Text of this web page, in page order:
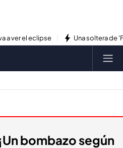
a ver el eclipse Una soltera de
bombazo según